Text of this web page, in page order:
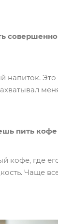
напиток.
пить кофе
где
Чаще